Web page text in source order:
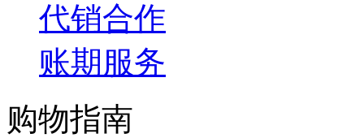
代销合作
账期服务
购物指南